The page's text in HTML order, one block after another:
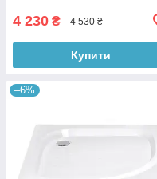
4 230 ₴ 4 530 ₴
Купити
–6%